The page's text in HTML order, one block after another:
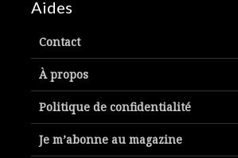
Aides
Contact
À propos
Politique de confidentialité
Je m’abonne au magazine